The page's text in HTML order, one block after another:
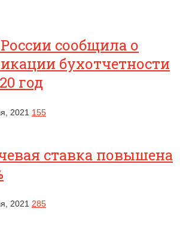
сообщила о
бухотчетности
год
2021 155
ставка повышена
2021 285